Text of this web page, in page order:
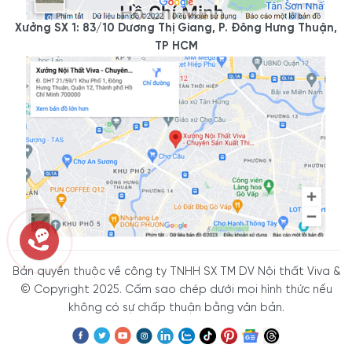
Thuận, Tp Hồ Chí Minh
- Hotline/Zalo:
0933.118.799
- Xưởng SX: 83/10 Dương Thị Giang, P. Đông Hưng
Thuận, Tp. Hồ Chí Minh
- Hotline/Zalo: 0933.118.799
Xưởng SX 1: 83/10 Dương Thị Giang, P. Đông Hưng Thuận,
TP HCM
Bản quyền thuộc về công ty TNHH SX TM DV Nội thất Viva &
© Copyright 2025. Cấm sao chép dưới mọi hình thức nếu
không có sự chấp thuận bằng văn bản.